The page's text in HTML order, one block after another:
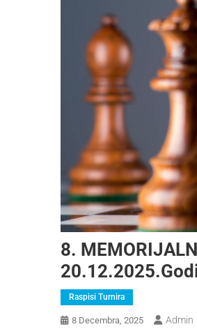
8.
Raspisi Turnira
8 Decembra, 2025 Admin